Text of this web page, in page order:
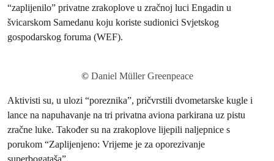
“zaplijenilo” privatne zrakoplove u zračnoj luci Engadin u
švicarskom Samedanu koju koriste sudionici Svjetskog
gospodarskog foruma (WEF).
©Daniel Müller Greenpeace
Aktivisti su, u ulozi “poreznika”, pričvrstili dvometarske kugle i
lance na napuhavanje na tri privatna aviona parkirana uz pistu
zračne luke. Također su na zrakoplove lijepili naljepnice s
porukom “Zaplijenjeno: Vrijeme je za oporezivanje